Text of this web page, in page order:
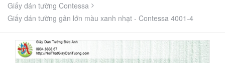
Giấy dán tường Contessa
Giấy dán tường gân lớn màu xanh nhạt - Contessa 4001-4